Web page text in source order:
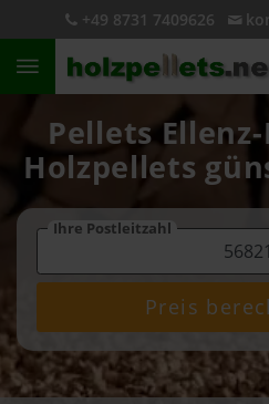
+49 8731 7409626
Pellets
Holzpellets
Ihre Postleitzahl
Preis